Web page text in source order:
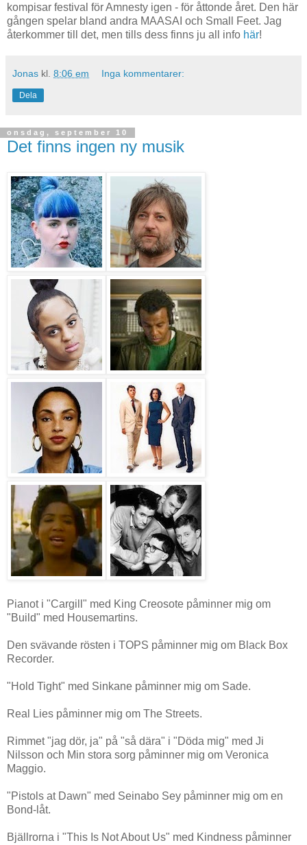
kompisar festival för Amnesty igen - för åttonde året. Den här
gången spelar bland andra MAASAI och Small Feet. Jag
återkommer till det, men tills dess finns ju all info här!
Jonas kl. 8:06 em Inga kommentarer:
Dela
onsdag, september 10
Det finns ingen ny musik
Pianot i "Cargill" med King Creosote påminner mig om
"Build" med Housemartins.
Den svävande rösten i TOPS påminner mig om Black Box
Recorder.
"Hold Tight" med Sinkane påminner mig om Sade.
Real Lies påminner mig om The Streets.
Rimmet "jag dör, ja" på "så dära" i "Döda mig" med Ji
Nilsson och Min stora sorg påminner mig om Veronica
Maggio.
"Pistols at Dawn" med Seinabo Sey påminner mig om en
Bond-låt.
Bjällrorna i "This Is Not About Us" med Kindness påminner